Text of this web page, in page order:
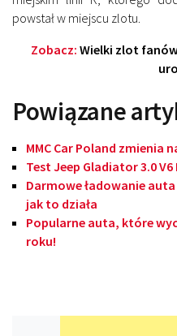
powstał w miejscu zlotu.
Zobacz: Wielki zlot
Powiązane
MMC Car Poland zmienia
Test Jeep Gladiator 3.0 V6
Darmowe ładowanie
jak to działa
Popularne auta, które
roku!